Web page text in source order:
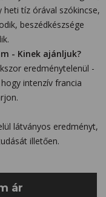
heti tíz órával szókincse,
beszédkészsége
- Kinek ajánljuk?
eredménytelenül -
intenzív francia
látványos eredményt,
illetően.
ár